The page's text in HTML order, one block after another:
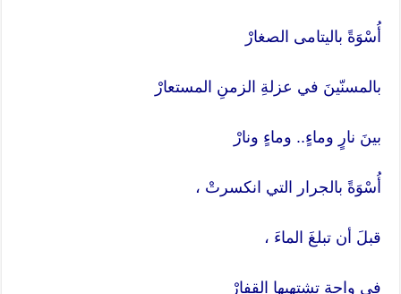
أُسْوَةً باليتامى الصغارْ
بالمسنّينَ في عزلةِ الزمنِ المستعارْ
بينَ نارٍ وماءٍ.. وماءٍ ونارْ
أُسْوَةً بالجرار التي انكسرتْ ،
قبلَ أن تبلغَ الماءَ ،
في واحةٍ تشتهيها القفارْ